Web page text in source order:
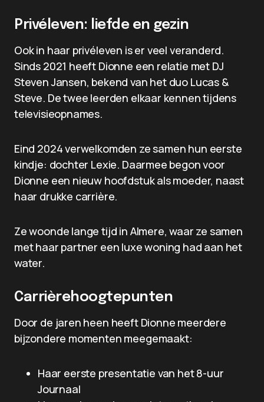
Privéleven: liefde en gezin
Ook in haar privéleven is er veel veranderd.
Sinds 2021 heeft Dionne een relatie met DJ
Steven Jansen, bekend van het duo Lucas &
Steve. De twee leerden elkaar kennen tijdens
televisieopnames.
Eind 2024 verwelkomden ze samen hun eerste
kindje: dochter Lexie. Daarmee begon voor
Dionne een nieuw hoofdstuk als moeder, naast
haar drukke carrière.
Ze woonde lange tijd in Almere, waar ze samen
met haar partner een luxe woning had aan het
water.
Carrièrehoogtepunten
Door de jaren heen heeft Dionne meerdere
bijzondere momenten meegemaakt:
Haar eerste presentatie van het 8-uur
Journaal